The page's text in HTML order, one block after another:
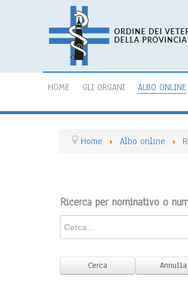
HOME GLI ORGANI ALBO ONLINE
Home Albo online
Ricerca per nominativo o